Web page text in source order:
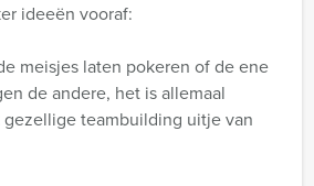
ideeën vooraf:
meisjes laten pokeren of de ene
de andere, het is allemaal
teambuilding uitje van